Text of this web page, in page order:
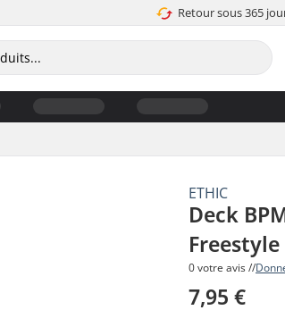
Retour sous 365
ETHIC
Deck
Freestyle
0 votre avis //
7,95 €